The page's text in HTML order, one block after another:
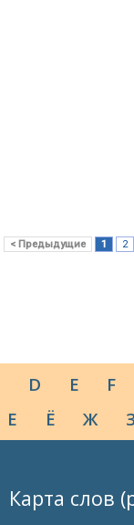
< Предыдущие 1 2
D E F
Е Ё Ж
Карта слов